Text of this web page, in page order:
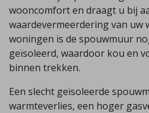
wooncomfort en draagt u bij
waardevermeerdering van uw
woningen is de spouwmuur
geïsoleerd, waardoor kou en
binnen trekken.
Een slecht geïsoleerde
warmteverlies, een hoger